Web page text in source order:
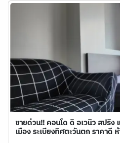
ขายด่วน!! คอนโด ดิ อเวนิว สปริง
เมือง ระเบียงทิศตะวันตก ราคาดี